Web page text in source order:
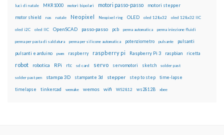
luci di natale MKR1000 motori bipolari motori passo-passo motori stepper
motor shield nas natale Neopixel Neopixel ring OLED oled 128x32 oled 128x32 IIC
oled i2C oled IIC OpenSCAD passo-passo pcb penna automatica penna iniezione fluidi
penna per pasta di saldatura penna per silicone automatica potenziometro pulsante pulsanti
pulsanti e arduino pwm raspberry raspberry pi Raspberry Pi 3 raspbian ricetta
robot robotica RPi rtc sd card servo servomotori sketch solder past
solder past pen stampa 3D stampante 3d stepper step to step time-lapse
timelapse tinkercad wemake wemos wifi WS2812 ws2812B xbee